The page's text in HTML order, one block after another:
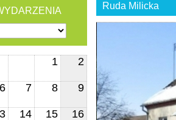
1 2
6 7 8 9
14 15 16
Ruda Milicka